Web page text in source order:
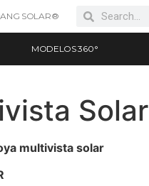
SOLAR®
MODELOS 360°
Solar
multivista solar